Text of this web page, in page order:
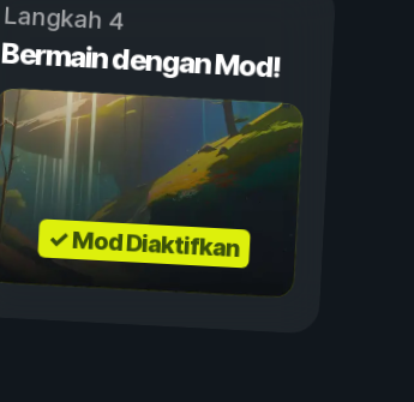
Langkah 4
Bermain dengan Mod!
✓ Mod Diaktifkan